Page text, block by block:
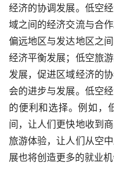
经济的协调发展。低空
域之间的经济交流与合
偏远地区与发达地区之
经济平衡发展；低空旅
发展，促进区域经济的
会的进步与发展。低空
的便利和选择。例如，
间，让人们更快地收到
旅游体验，让人们从空
展也将创造更多的就业